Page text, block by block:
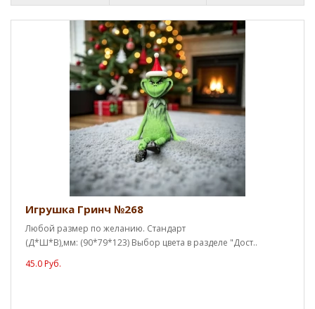
Игрушка Гринч №268
Любой размер по желанию. Стандарт
(Д*Ш*В),мм: (90*79*123) Выбор цвета в разделе "Дост..
45.0 Руб.